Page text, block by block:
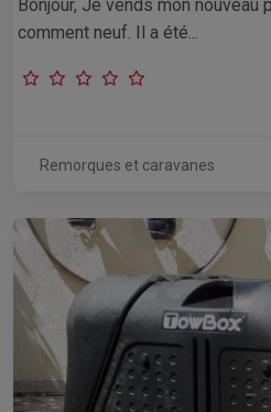
Bonjour, Je vends mon nouveau
comment neuf. Il a été...
Remorques et caravanes